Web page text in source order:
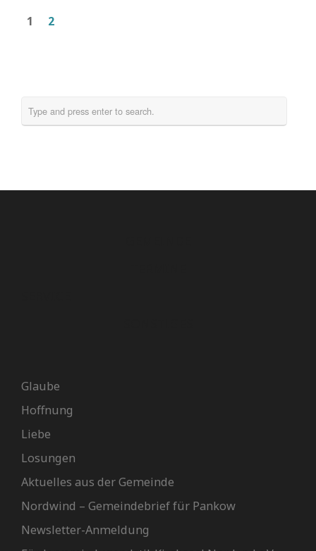
1 2
Glaube
Hoffnung
Liebe
Losungen
Aktuelles aus der Gemeinde
Nordwind – Gemeindebrief für Pankow
Newsletter-Anmeldung